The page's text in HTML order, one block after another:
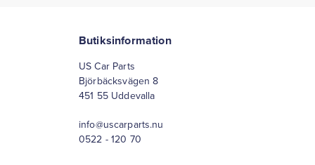
Butiksinformation
US Car Parts
Björbäcksvägen 8
451 55 Uddevalla
info@uscarparts.nu
0522 - 120 70